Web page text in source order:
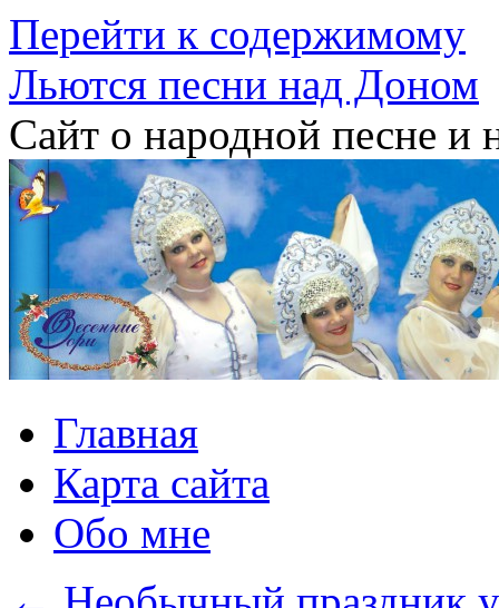
Перейти к содержимому
Льются песни над Доном
Сайт о народной песне и
Главная
Карта сайта
Обо мне